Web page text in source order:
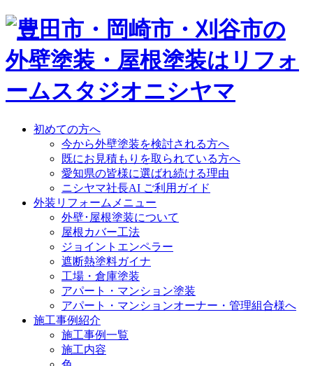
初めての方へ
今から外壁塗装を検討される方へ
既にお見積もりを取られている方へ
愛知県の皆様に選ばれ続ける理由
ニシヤマ社長AI ご利用ガイド
外装リフォームメニュー
外壁･屋根塗装について
屋根カバー工法
ジョイントエンペラー
遮断熱塗料ガイナ
工場・倉庫塗装
アパート・マンション塗装
アパート・マンションオーナー・管理組合様へ
施工事例紹介
施工事例一覧
施工内容